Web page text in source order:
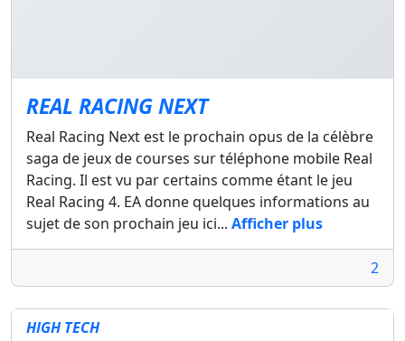
REAL RACING NEXT
Real Racing Next est le prochain opus de la célèbre
saga de jeux de courses sur téléphone mobile Real
Racing. Il est vu par certains comme étant le jeu
Real Racing 4. EA donne quelques informations au
sujet de son prochain jeu ici... Afficher plus
2
HIGH TECH